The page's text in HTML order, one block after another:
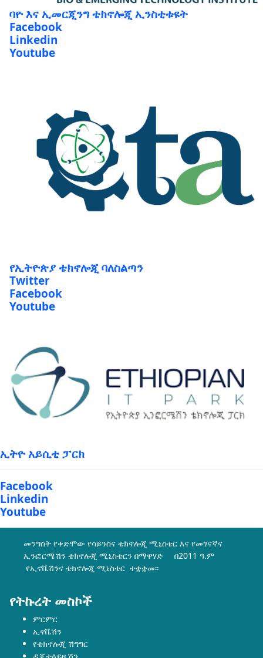
ባዮ እና ኢመርጂንግ ቴክኖሎጂ ኢንስቲቱዩት
Facebook
Linkedin
Youtube
የኢትዮጵያ ቴክኖሎጂ ባለስልጣን
Twitter
Facebook
Youtube
ኢትዮ አይሲቲ ፓርክ
Facebook
Linkedin
Youtube
መንግስት የቀድሞው የሳይንስና ቴክኖሎጂ ሚኒስቴር እና የመገናኛና
ኢንፎርሜሽን ቴክኖሎጂ ሚኒስቴርን በማዋሃድ በ2011 ዓ.ም
የኢኖቬሽንና ቴክኖሎጂ ሚኒስቴር ተቋቋመ፡፡
የትኩረት መስኮች
ምርምር
ኢኖቬሽን
የቴክኖሎጂ ሽግግር